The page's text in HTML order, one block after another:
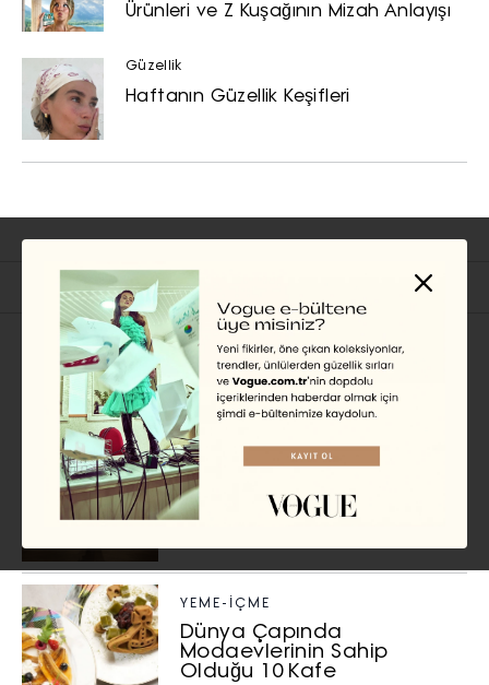
Ürünleri ve Z Kuşağının Mizah Anlayışı
Güzellik
Haftanın Güzellik Keşifleri
İlgili Başlıklar
MODA
Paris Haute Couture Moda
Haftası’nda Öne Çıkan
Defileler
NILSU ATALA
YEME-İÇME
Dünya Çapında
Modaevlerinin Sahip
Olduğu 10 Kafe